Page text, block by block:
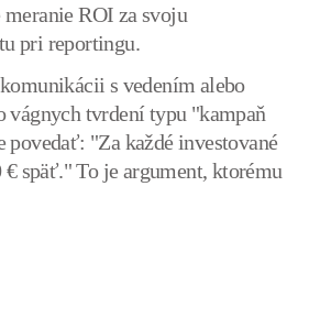
ROI za svoju
pri reportingu.
s vedením alebo
vágnych tvrdení typu "kampaň
povedať: "Za každé investované
späť." To je argument, ktorému